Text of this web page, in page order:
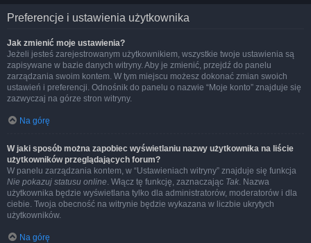
Preferencje i ustawienia użytkownika
Jak zmienić moje ustawienia?
Jeżeli jesteś zarejestrowanym użytkownikiem, wszystkie twoje ustawienia są
zapisywane w bazie danych witryny. Aby je zmienić, przejdź do panelu
zarządzania swoim kontem. W tym miejscu możesz dokonać zmian swoich
ustawień i preferencji. Odnośnik do panelu o nazwie “Moje konto” znajduje się
zazwyczaj na górze stron witryny.
Na górę
W jaki sposób można zapobiec wyświetlaniu nazwy użytkownika na liście
użytkowników przeglądających forum?
W panelu zarządzania kontem, w “Ustawieniach witryny” znajduje się funkcja
Nie pokazuj statusu online. Włącz tę funkcję, zaznaczając Tak. Nazwa
użytkownika będzie wyświetlana tylko dla administratorów, moderatorów i dla
ciebie. Twoja obecność na witrynie będzie wykazana w liczbie ukrytych
użytkowników.
Na górę